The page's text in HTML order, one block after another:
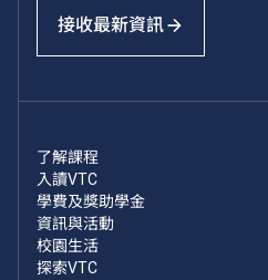
接收最新資訊
了解課程
入讀VTC
學費及獎助學金
資訊與活動
校園生活
探索VTC